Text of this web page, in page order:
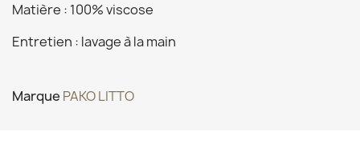
Matière : 100% viscose
Entretien : lavage à la main
Marque PAKO LITTO